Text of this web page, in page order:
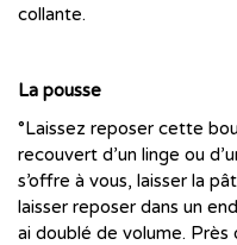
collante.
La pousse
°Laissez reposer cette
recouvert d’un linge ou
s’offre à vous, laisser la
laisser reposer dans un
ai doublé de volume. Près